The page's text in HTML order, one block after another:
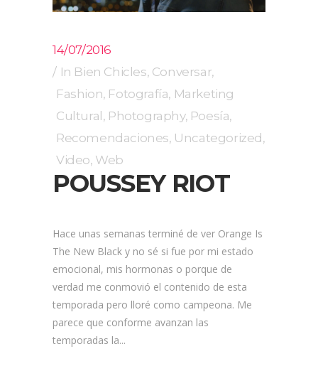
14/07/2016
In Bien Chicles, Conversar,
Fashion, Fotografía, Marketing
Cultural, Photography, Poesía,
Recomendaciones, Uncategorized,
Video, Web
POUSSEY RIOT
Hace unas semanas terminé de ver Orange Is
The New Black y no sé si fue por mi estado
emocional, mis hormonas o porque de
verdad me conmovió el contenido de esta
temporada pero lloré como campeona. Me
parece que conforme avanzan las
temporadas la...